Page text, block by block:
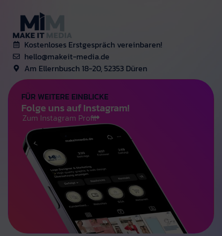
Kostenloses Erstgespräch vereinbaren!
hello@makeit-media.de
Am Ellernbusch 18-20, 52353 Düren
FÜR WEITERE EINBLICKE
Folge uns auf Instagram!
Zum Instagram Profil